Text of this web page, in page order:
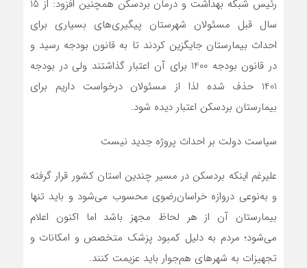
رئیس شبکه بهداشت و درمان بردسکن هم‏چنین افزود: از 15
سال قبل مسئولان شهرستان پیگیری‌های بسیاری برای
احداث بیمارستان جایگزین کردند تا به قانون بودجه رسید و
در قانون بودجه 1400 برای آن اعتبار گذاشتند ولی در بودجه
1401 حذف شده لذا از مسئولان درخواست داریم برای
بیمارستان بردسکن اعتبار دیده شود.
سیاست دولت بر احداث پروژه جدید نیست
علی‏رغم این‏که بردسکن در مسیر چندین استان کشور قرار گرفته
و به‌نوعی دروازه خراسان‌رضوی محسوب می‌شود و باید تنها
بیمارستان آن از هر لحاظ مجهز باشد اما اکنون اعلام
می‌شود؛ مردم به دلیل کمبود پزشک متخصص و امکانات و
تجهیزات به شهرهای هم‌جوار باید عزیمت کنند.